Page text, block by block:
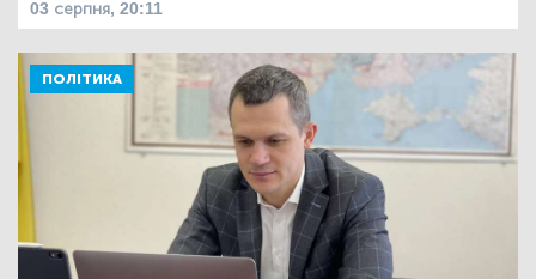
03 серпня, 20:11
ПОЛІТИКА